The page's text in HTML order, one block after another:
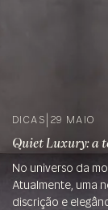
DICAS 29 MAIO
Quiet Luxury: a
No universo da
Atualmente, uma
discrição e